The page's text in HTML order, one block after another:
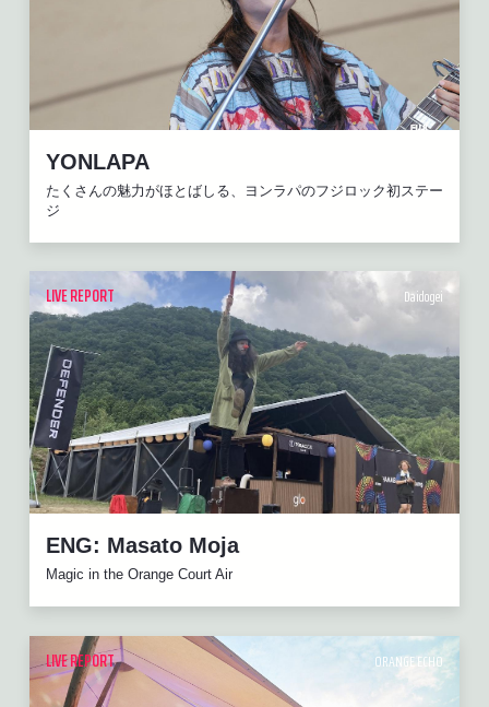
YONLAPA
たくさんの魅力がほとばしる、ヨンラパのフジロック初ステー
ジ
LIVE REPORT Daidogei
ENG: Masato Moja
Magic in the Orange Court Air
LIVE REPORT ORANGE ECHO